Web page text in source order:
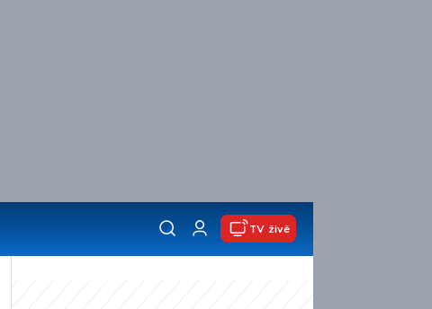
TV živě